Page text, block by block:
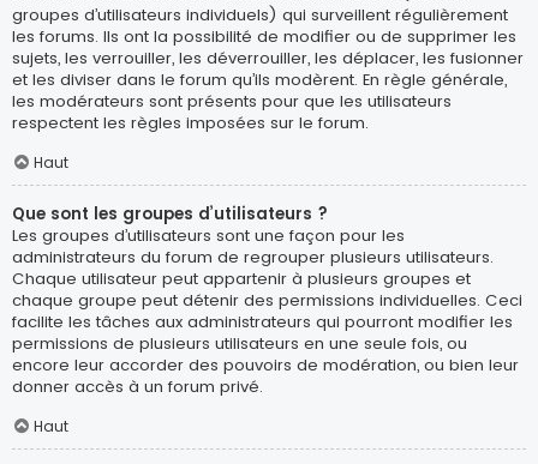
groupes d’utilisateurs individuels) qui surveillent régulièrement
les forums. Ils ont la possibilité de modifier ou de supprimer les
sujets, les verrouiller, les déverrouiller, les déplacer, les fusionner
et les diviser dans le forum qu’ils modèrent. En règle générale,
les modérateurs sont présents pour que les utilisateurs
respectent les règles imposées sur le forum.
Haut
Que sont les groupes d’utilisateurs ?
Les groupes d’utilisateurs sont une façon pour les
administrateurs du forum de regrouper plusieurs utilisateurs.
Chaque utilisateur peut appartenir à plusieurs groupes et
chaque groupe peut détenir des permissions individuelles. Ceci
facilite les tâches aux administrateurs qui pourront modifier les
permissions de plusieurs utilisateurs en une seule fois, ou
encore leur accorder des pouvoirs de modération, ou bien leur
donner accès à un forum privé.
Haut